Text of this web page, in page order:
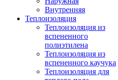
Внутренняя
Теплоизоляция
Теплоизоляция из
вспененного
полиэтилена
Теплоизоляция из
вспененного каучука
Теплоизоляция для